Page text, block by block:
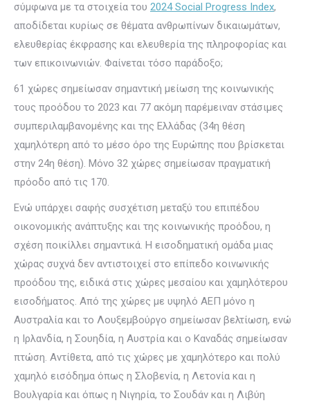
σύμφωνα με τα στοιχεία του 2024 Social Progress Index,
αποδίδεται κυρίως σε θέματα ανθρωπίνων δικαιωμάτων,
ελευθερίας έκφρασης και ελευθερία της πληροφορίας και
των επικοινωνιών. Φαίνεται τόσο παράδοξο;
61 χώρες σημείωσαν σημαντική μείωση της κοινωνικής
τους προόδου το 2023 και 77 ακόμη παρέμειναν στάσιμες
συμπεριλαμβανομένης και της Ελλάδας (34η θέση
χαμηλότερη από το μέσο όρο της Ευρώπης που βρίσκεται
στην 24η θέση). Μόνο 32 χώρες σημείωσαν πραγματική
πρόοδο από τις 170.
Ενώ υπάρχει σαφής συσχέτιση μεταξύ του επιπέδου
οικονομικής ανάπτυξης και της κοινωνικής προόδου, η
σχέση ποικίλλει σημαντικά. Η εισοδηματική ομάδα μιας
χώρας συχνά δεν αντιστοιχεί στο επίπεδο κοινωνικής
προόδου της, ειδικά στις χώρες μεσαίου και χαμηλότερου
εισοδήματος. Από της χώρες με υψηλό ΑΕΠ μόνο η
Αυστραλία και το Λουξεμβούργο σημείωσαν βελτίωση, ενώ
η Ιρλανδία, η Σουηδία, η Αυστρία και ο Καναδάς σημείωσαν
πτώση. Αντίθετα, από τις χώρες με χαμηλότερο και πολύ
χαμηλό εισόδημα όπως η Σλοβενία, η Λετονία και η
Βουλγαρία και όπως η Νιγηρία, το Σουδάν και η Λιβύη